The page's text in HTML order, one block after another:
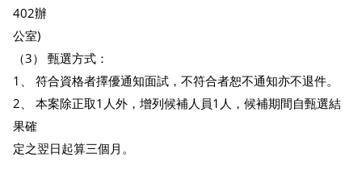
402辦
公室)
（3） 甄選方式：
1、 符合資格者擇優通知面試，不符合者恕不通知亦不退件。
2、 本案除正取1人外，增列候補人員1人，候補期間自甄選結
果確
定之翌日起算三個月。